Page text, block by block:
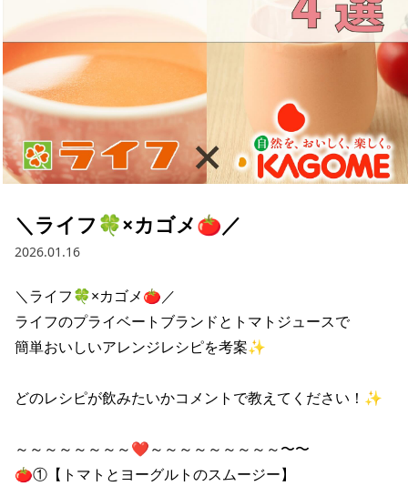
お問い合わせ
Contact us in English
＼ライフ🍀×カゴメ🍅／
2026.01.16
＼ライフ🍀×カゴメ🍅／
ライフのプライベートブランドとトマトジュースで
簡単おいしいアレンジレシピを考案✨
どのレシピが飲みたいかコメントで教えてください！✨
～～～～～～～～❤～～～～～～～～～〜〜
🍅①【トマトとヨーグルトのスムージー】